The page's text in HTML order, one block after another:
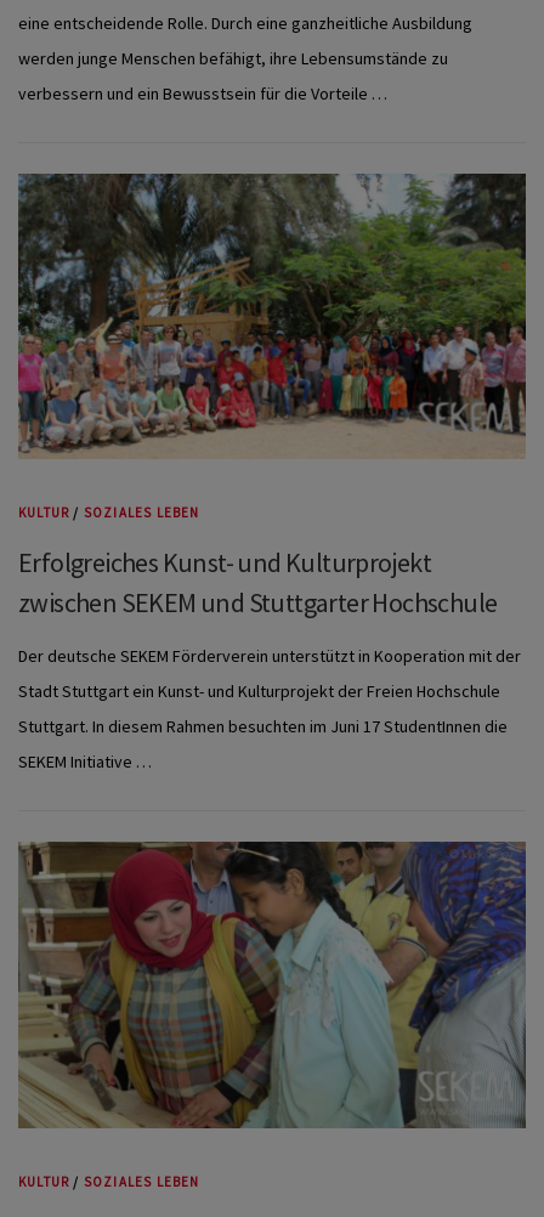
eine entscheidende Rolle. Durch eine ganzheitliche Ausbildung
werden junge Menschen befähigt, ihre Lebensumstände zu
verbessern und ein Bewusstsein für die Vorteile …
KULTUR / SOZIALES LEBEN
Erfolgreiches Kunst- und Kulturprojekt
zwischen SEKEM und Stuttgarter Hochschule
Der deutsche SEKEM Förderverein unterstützt in Kooperation mit der
Stadt Stuttgart ein Kunst- und Kulturprojekt der Freien Hochschule
Stuttgart. In diesem Rahmen besuchten im Juni 17 StudentInnen die
SEKEM Initiative …
KULTUR / SOZIALES LEBEN